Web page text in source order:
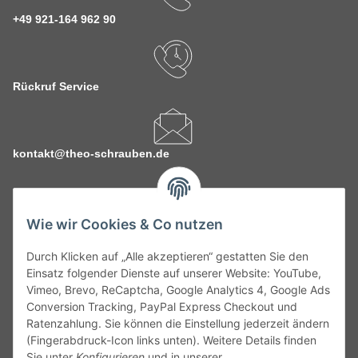
Wie wir Cookies & Co nutzen
Durch Klicken auf „Alle akzeptieren“ gestatten Sie den
Einsatz folgender Dienste auf unserer Website: YouTube,
Vimeo, Brevo, ReCaptcha, Google Analytics 4, Google Ads
Conversion Tracking, PayPal Express Checkout und
Ratenzahlung. Sie können die Einstellung jederzeit ändern
(Fingerabdruck-Icon links unten). Weitere Details finden
+49 921-164 962 90
Rückruf Service
kontakt@theo-schrauben.de
Service
Gesetzliche Informationen
Alle technischen Angaben ohne Gewähr. Irrtümer und fehlerhafte